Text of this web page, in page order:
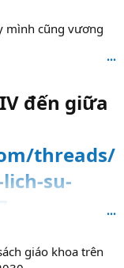
mình cũng vương
•••
đến giữa
threads/
su-
•••
giáo khoa trên